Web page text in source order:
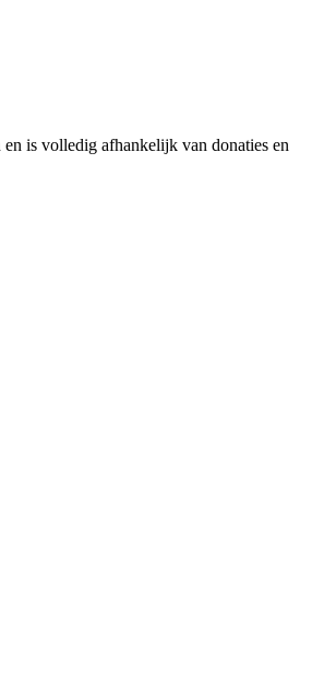
is volledig afhankelijk van donaties en